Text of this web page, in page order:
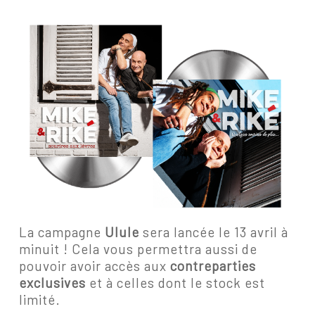
La campagne Ulule sera lancée le 13 avril à
minuit ! Cela vous permettra aussi de
pouvoir avoir accès aux contreparties
exclusives et à celles dont le stock est
limité.